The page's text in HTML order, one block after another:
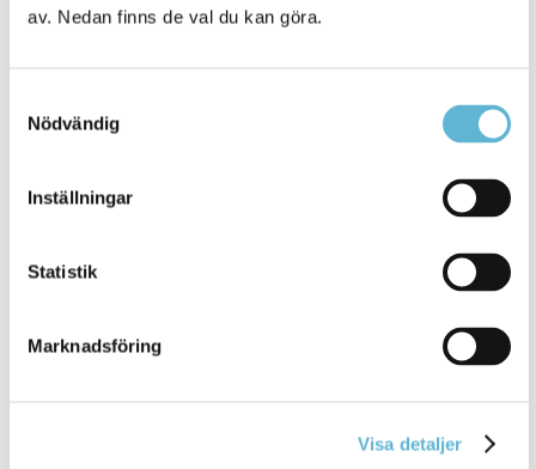
av. Nedan finns de val du kan göra.
Nödvändig
Inställningar
Statistik
Marknadsföring
Visa detaljer
Några tips för jämn och behaglig värme:
flera dagar i rad, gör gärna en felanmälan så kommer vi och
kontrollerar.
den 9 October 2025